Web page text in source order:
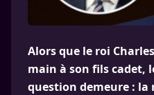
Alors que le roi
main à son fils cadet,
question demeure :